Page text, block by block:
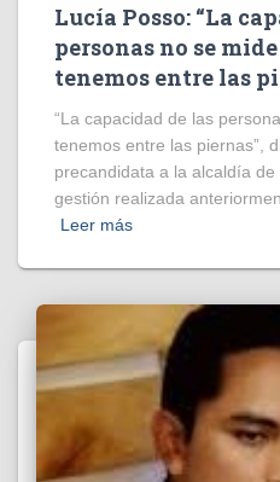
Lucía Posso: “La
personas no se
tenemos entre las
“La capacidad de las
tenemos entre las piernas”,
precandidata a la alcaldía
gestión realizada
Leer más